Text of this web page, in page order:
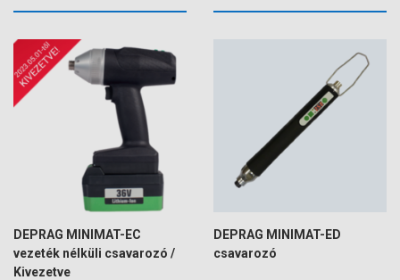
DEPRAG MINIMAT-EC
vezeték nélküli csavarozó /
Kivezetve
DEPRAG MINIMAT-ED
csavarozó